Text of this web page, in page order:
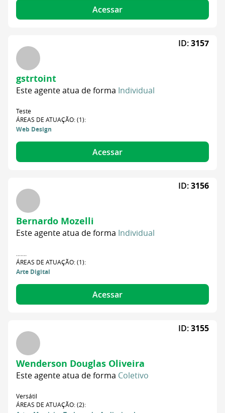
Acessar
gstrtoint
Este agente atua de forma Individual
ID:3157
Teste
ÁREAS DE ATUAÇÃO: (1):
Web Design
Acessar
Bernardo Mozelli
Este agente atua de forma Individual
ID:3156
ÁREAS DE ATUAÇÃO: (1):
Arte Digital
Acessar
Wenderson Douglas Oliveira
Este agente atua de forma Coletivo
ID:3155
Versátil
ÁREAS DE ATUAÇÃO: (2):